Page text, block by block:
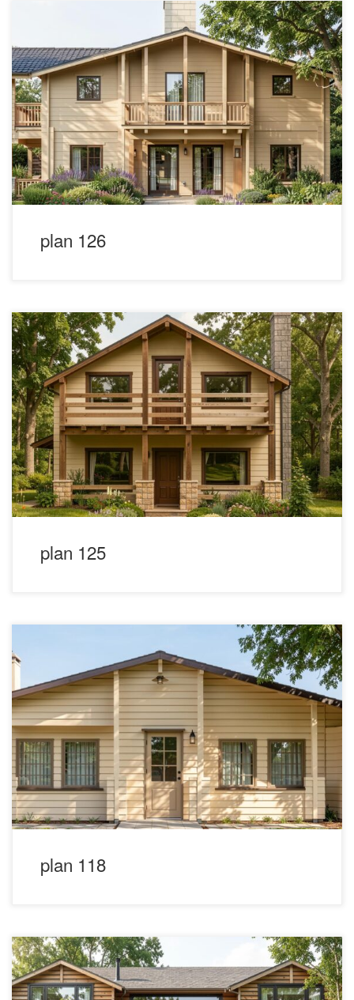
plan 126
plan 125
plan 118